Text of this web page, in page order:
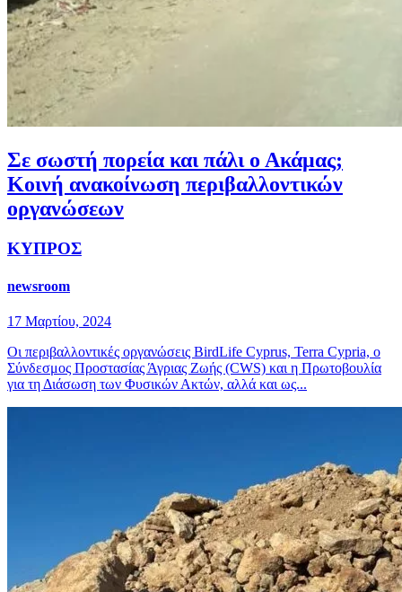
Σε σωστή πορεία και πάλι ο Ακάμας;
Κοινή ανακοίνωση περιβαλλοντικών
οργανώσεων
ΚΥΠΡΟΣ
newsroom
17 Μαρτίου, 2024
Οι περιβαλλοντικές οργανώσεις BirdLife Cyprus, Terra Cypria, ο
Σύνδεσμος Προστασίας Άγριας Ζωής (CWS) και η Πρωτοβουλία
για τη Διάσωση των Φυσικών Ακτών, αλλά και ως...